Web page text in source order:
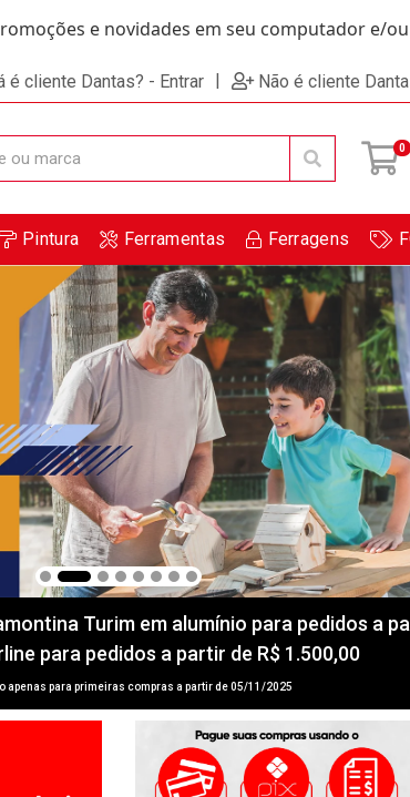
e novidades em seu computador e/
é cliente Dantas? - Entrar | Não é cliente
0
Pintura Ferramentas Ferragens
Turim em alumínio para pedidos a
para pedidos a partir de R$ 1.500,00
apenas para primeiras compras a partir de 05/11/2025